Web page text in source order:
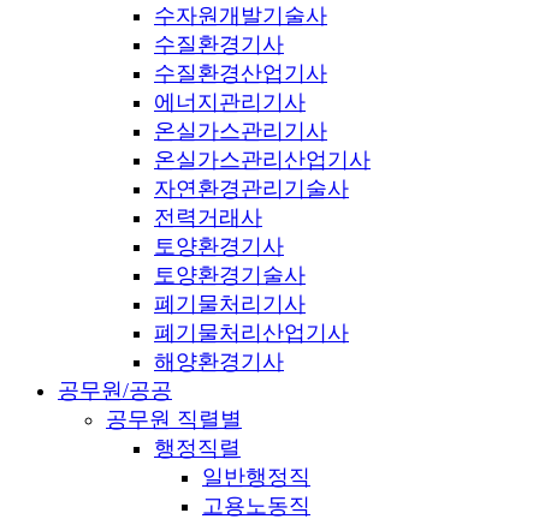
수자원개발기술사
수질환경기사
수질환경산업기사
에너지관리기사
온실가스관리기사
온실가스관리산업기사
자연환경관리기술사
전력거래사
토양환경기사
토양환경기술사
폐기물처리기사
폐기물처리산업기사
해양환경기사
공무원/공공
공무원 직렬별
행정직렬
일반행정직
고용노동직